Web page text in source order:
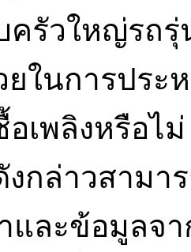
ครัวใหญ่รถ
ในการประ
เพลิงหรือไ
กล่าวสามา
และข้อมูลจ